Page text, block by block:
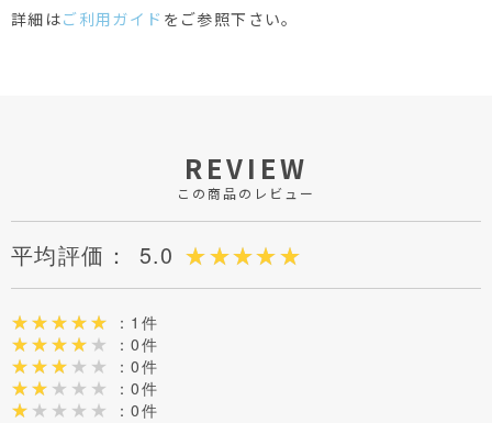
詳細はご利用ガイド をご参照下さい。
REVIEW
この商品のレビュー
平均評価： 5.0
：1件
：0件
：0件
：0件
：0件